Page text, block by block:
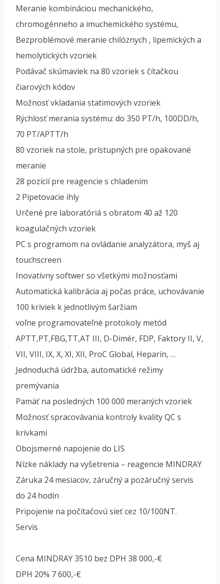
Meranie kombináciou mechanického,
chromogénneho a imuchemického systému,
Bezproblémové meranie chilóznych , lipemických a
hemolytických vzoriek
Podávač skúmaviek na 80 vzoriek s čítačkou
čiarových kódov
Možnosť vkladania statimových vzoriek
Rýchlosť merania systému: do 350 PT/h, 100DD/h,
70 PT/APTT/h
80 vzoriek na stole, prístupných pre opakované
meranie
28 pozícií pre reagencie s chladením
2 Pipetovacie ihly
Určené pre laboratóriá s obratom 40 až 120
koagulačných vzoriek
PC s programom na ovládanie analyzátora, myš aj
touchscreen
Inovatívny softwer so všetkými možnosťami
Automatická kalibrácia aj počas práce, uchovávanie
100 kriviek k jednotlivým šaržiam
voľne programovateľné protokoly metód
APTT,PT,FBG,TT,AT III, D-Dimér, FDP, Faktory II, V,
VII, VIII, IX, X, XI, XII, ProC Global, Heparín, …
Jednoduchá údržba, automatické režimy
premývania
Pamäť na posledných 100 000 meraných vzoriek
Možnosť spracovávania kontroly kvality QC s
krivkami
Obojsmerné napojenie do LIS
Nízke náklady na vyšetrenia – reagencie MINDRAY
Záruka 24 mesiacov, záručný a pozáručný servis
do 24 hodín
Pripojenie na počítačovú sieť cez 10/100NT.
Servis
Cena MINDRAY 3510 bez DPH 38 000,-€
DPH 20% 7 600,-€